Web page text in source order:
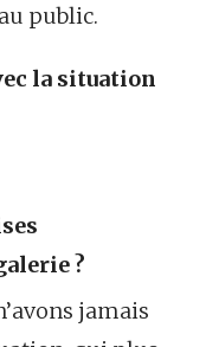
public.
la situation
?
jamais